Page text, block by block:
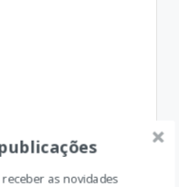
as novidades